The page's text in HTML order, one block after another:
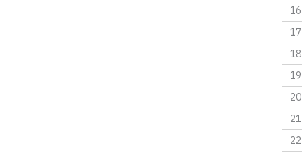
16
17
18
19
20
21
22